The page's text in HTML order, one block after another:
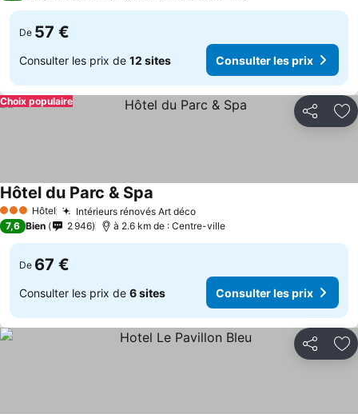
De 57 €
Consulter les prix de 12 sites Consulter les prix
Partager
Choix populaire
3 ÉtoilesHôtel Intérieurs rénovés Art déco
Hôtel du Parc & Spa
7,6 Bien 2 946 à 2.6 km de : Centre-ville
De 67 €
Consulter les prix de 6 sites Consulter les prix
Partager